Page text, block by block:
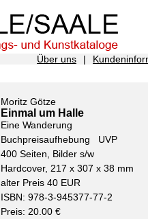
Über uns |
Moritz Götze
Einmal um Halle
Eine Wanderung
Buchpreisaufhebung UVP
400 Seiten, Bilder s/w
Hardcover, 217 x 307 x 38 mm
alter Preis 40 EUR
ISBN: 978-3-945377-77-2
Preis: 20.00 €